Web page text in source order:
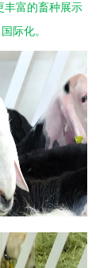
丰富的畜种展示
际化。